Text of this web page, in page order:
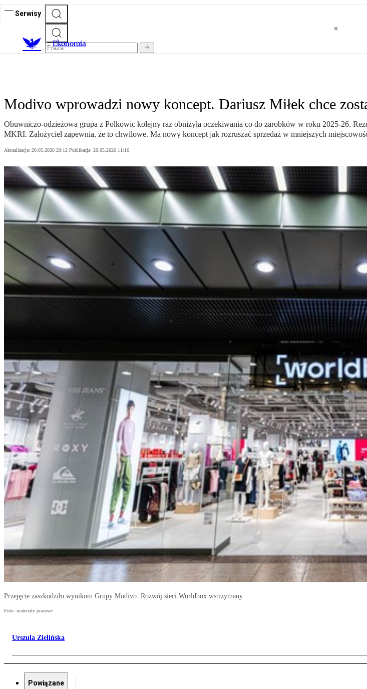
Serwisy
Ekonomia
Modivo wprowadzi nowy koncept. Dariusz Miłek chce
Obuwniczo-odzieżowa grupa z Polkowic kolejny raz obniżyła oczekiwania co do zarobków w roku 2025-26.
MKRI. Założyciel zapewnia, że to chwilowe. Ma nowy koncept jak rozruszać sprzedaż w mniejszych
Aktualizacja: 20.05.2026 20:12 Publikacja: 20.05.2026 11:16
Przejęcie zaszkodziło wynikom Grupy Modivo. Rozwój sieci Worldbox wstrzymany
Foto: materiały prasowe
Urszula Zielińska
Powiązane